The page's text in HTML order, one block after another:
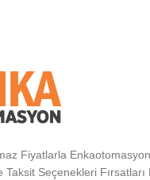
Fiyatlarla
Seçenekleri Fırsatları